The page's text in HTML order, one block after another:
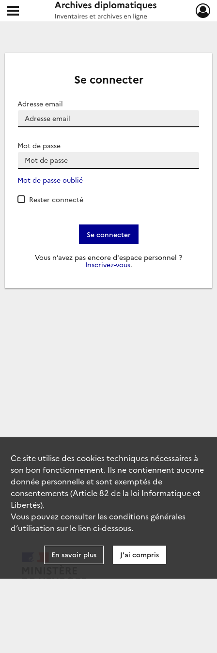
Archives diplomatiques
Ouvrir le menu déroulant
Se connecter
Adresse email
Mot de passe
Mot de passe oublié
Rester connecté
Se connecter
Vous n’avez pas encore d'espace personnel ?
Inscrivez-vous.
Ce site utilise descookiestechniques nécessaires à
son bon fonctionnement. Ils ne contiennent aucune
donnée personnelle et sont exemptés de
consentements (Article 82 de la loi Informatique et
Libertés).
Vous pouvez consulter les conditions générales
d’utilisation sur le lien ci-dessous.
En savoir plus J'ai compris